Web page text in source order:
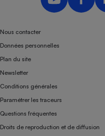
Nous contacter
Données personnelles
Plan du site
Newsletter
Conditions générales
Paramétrer les traceurs
Questions fréquentes
Droits de reproduction et de diffusion